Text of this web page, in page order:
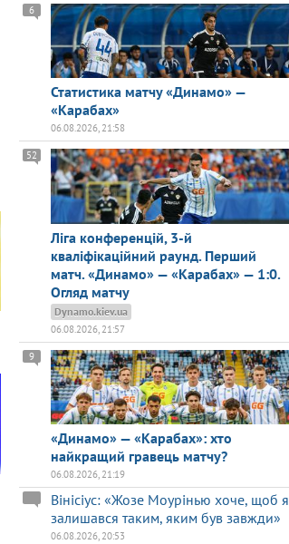
Статистика матчу «Динамо» —
«Карабах»
6
06.08.2026, 21:58
Ліга конференцій, 3-й
кваліфікаційний раунд. Перший
матч. «Динамо» — «Карабах» — 1:0.
Огляд матчу
52
Dynamo.kiev.ua
06.08.2026, 21:57
«Динамо» — «Карабах»: хто
найкращий гравець матчу?
9
06.08.2026, 21:19
Вінісіус: «Жозе Моурінью хоче, щоб я
залишався таким, яким був завжди»
06.08.2026, 20:53